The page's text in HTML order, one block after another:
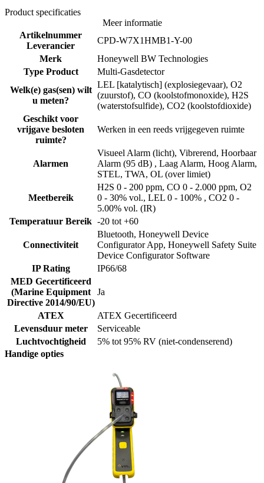
Product specificaties
Meer informatie
Artikelnummer
Leverancier
CPD-W7X1HMB1-Y-00
Merk
Honeywell BW Technologies
Type Product
Multi-Gasdetector
Welk(e) gas(sen) wilt
u meten?
LEL [katalytisch] (explosiegevaar), O2
(zuurstof), CO (koolstofmonoxide), H2S
(waterstofsulfide), CO2 (koolstofdioxide)
Geschikt voor
vrijgave besloten
ruimte?
Werken in een reeds vrijgegeven ruimte
Alarmen
Visueel Alarm (licht), Vibrerend, Hoorbaar
Alarm (95 dB) , Laag Alarm, Hoog Alarm,
STEL, TWA, OL (over limiet)
Meetbereik
H2S 0 - 200 ppm, CO 0 - 2.000 ppm, O2
0 - 30% vol., LEL 0 - 100% , CO2 0 -
5.00% vol. (IR)
Temperatuur Bereik -20 tot +60
Connectiviteit
Bluetooth, Honeywell Device
Configurator App, Honeywell Safety Suite
Device Configurator Software
IP Rating
IP66/68
MED Gecertificeerd
(Marine Equipment
Directive 2014/90/EU)
Ja
ATEX
ATEX Gecertificeerd
Levensduur meter
Serviceable
Luchtvochtigheid
5% tot 95% RV (niet-condenserend)
Handige opties